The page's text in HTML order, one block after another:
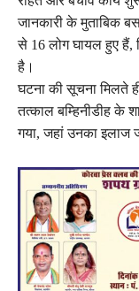
जानकारी के मुताबिक
से 16 लोग घायल हुए हैं,
है।
घटना की सूचना मिलते
तत्काल बम्हिनीडीह के
गया, जहां उनका इलाज